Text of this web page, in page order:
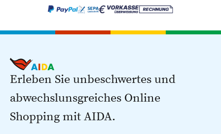
Erleben Sie unbeschwertes und
abwechslunsgreiches Online
Shopping mit AIDA.